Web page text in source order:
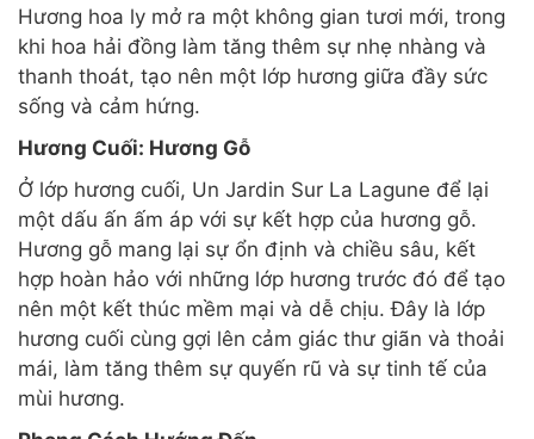
Hương hoa ly mở ra một không gian tươi mới, trong
khi hoa hải đồng làm tăng thêm sự nhẹ nhàng và
thanh thoát, tạo nên một lớp hương giữa đầy sức
sống và cảm hứng.
Hương Cuối: Hương Gỗ
Ở lớp hương cuối, Un Jardin Sur La Lagune để lại
một dấu ấn ấm áp với sự kết hợp của hương gỗ.
Hương gỗ mang lại sự ổn định và chiều sâu, kết
hợp hoàn hảo với những lớp hương trước đó để tạo
nên một kết thúc mềm mại và dễ chịu. Đây là lớp
hương cuối cùng gợi lên cảm giác thư giãn và thoải
mái, làm tăng thêm sự quyến rũ và sự tinh tế của
mùi hương.